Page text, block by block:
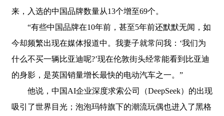
来，入选的中国品牌数量从13个增至69个。
“有些中国品牌在10年前，甚至5年前还默默无闻，如
今却频繁出现在媒体报道中。我妻子就常问我：‘我们为
什么不买一辆比亚迪呢?’现在伦敦街头经常能看到比亚迪
的身影，是英国销量增长最快的电动汽车之一。”
他说，中国AI企业深度求索公司（DeepSeek）的出现
吸引了世界目光；泡泡玛特旗下的潮流玩偶也进入了黑格